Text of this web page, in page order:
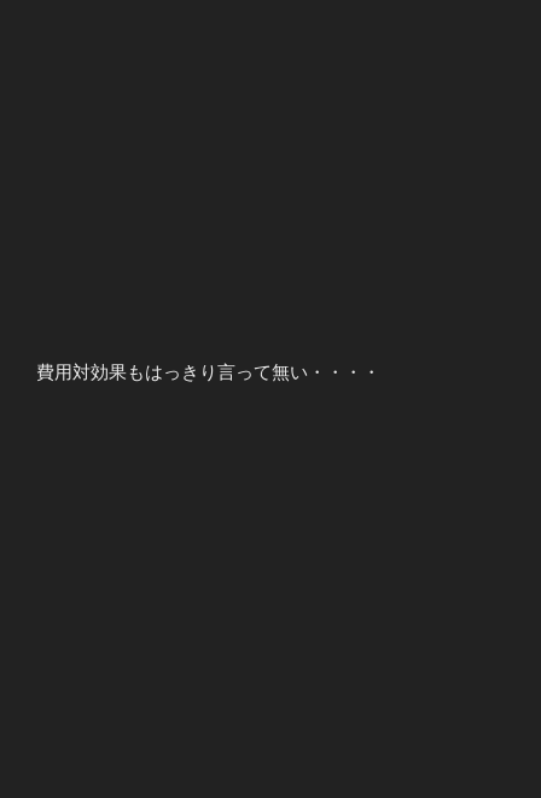
費用対効果もはっきり言って無い・・・・